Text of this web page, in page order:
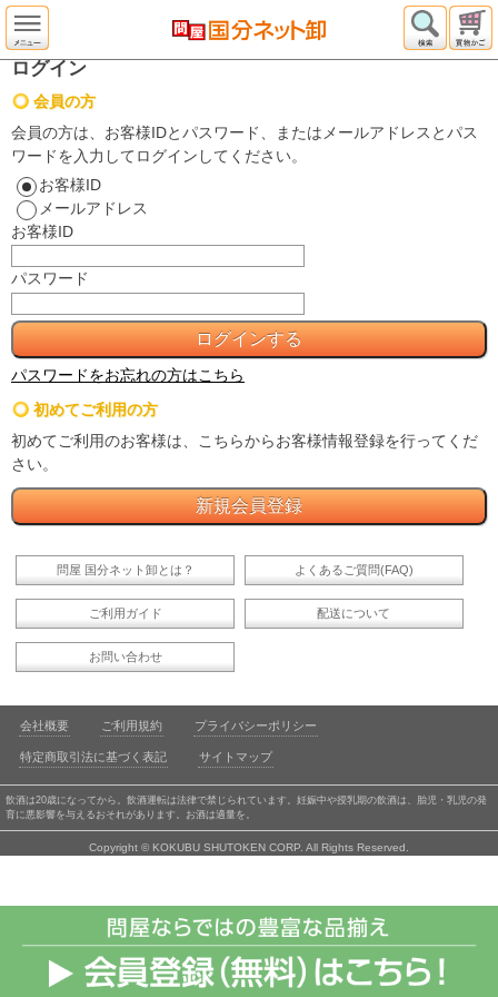
ログイン
会員の方
会員の方は、お客様IDとパスワード、またはメールアドレスとパス
ワードを入力してログインしてください。
お客様ID
メールアドレス
お客様ID
パスワード
パスワードをお忘れの方はこちら
初めてご利用の方
初めてご利用のお客様は、こちらからお客様情報登録を行ってくだ
さい。
問屋 国分ネット卸とは？ よくあるご質問(FAQ)
ご利用ガイド 配送について
お問い合わせ
会社概要 ご利用規約 プライバシーポリシー
特定商取引法に基づく表記 サイトマップ
飲酒は20歳になってから。飲酒運転は法律で禁じられています。妊娠中や授乳期の飲酒は、胎児・乳児の発
育に悪影響を与えるおそれがあります。お酒は適量を。
Copyright © KOKUBU SHUTOKEN CORP. All Rights Reserved.